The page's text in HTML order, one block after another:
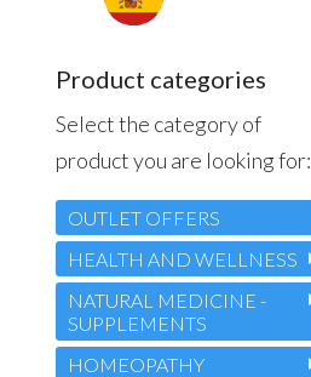
Product categories
Select the category of
product you are looking for:
OUTLET OFFERS
HEALTH AND WELLNESS
NATURAL MEDICINE -
SUPPLEMENTS
HOMEOPATHY